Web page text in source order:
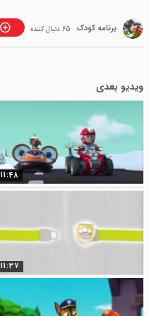
برنامه کودک 65 دنبال کننده
ویدیو بعدی
11:48
11:37